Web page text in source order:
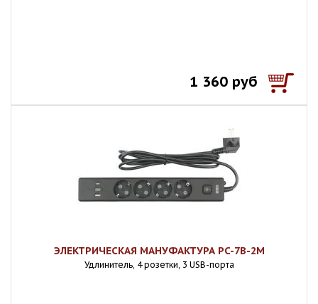
1 360 руб
ЭЛЕКТРИЧЕСКАЯ МАНУФАКТУРА PC-7B-2M
Удлинитель, 4 розетки, 3 USB-порта